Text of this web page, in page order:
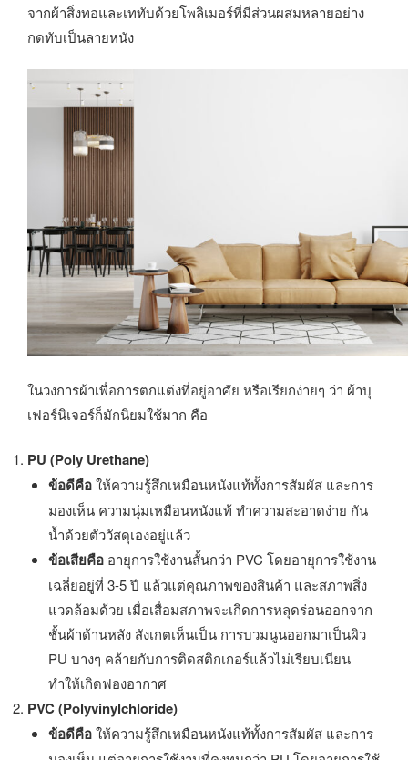
จากผ้าสิ่งทอและเททับด้วยโพลิเมอร์ที่มีส่วนผสมหลายอย่าง
กดทับเป็นลายหนัง
ในวงการผ้าเพื่อการตกแต่งที่อยู่อาศัย หรือเรียกง่ายๆ ว่า ผ้าบุ
เฟอร์นิเจอร์ก็มักนิยมใช้มาก คือ
PU (Poly Urethane)
ข้อดีคือให้ความรู้สึกเหมือนหนังแท้ทั้งการสัมผัส และการ
มองเห็น ความนุ่มเหมือนหนังแท้ ทำความสะอาดง่าย กัน
น้ำด้วยตัววัสดุเองอยู่แล้ว
ข้อเสียคืออายุการใช้งานสั้นกว่า PVC โดยอายุการใช้งาน
เฉลี่ยอยู่ที่ 3-5 ปี แล้วแต่คุณภาพของสินค้า และสภาพสิ่ง
แวดล้อมด้วย เมื่อเสื่อมสภาพจะเกิดการหลุดร่อนออกจาก
ชั้นผ้าด้านหลัง สังเกตเห็นเป็น การบวมนูนออกมาเป็นผิว
PU บางๆ คล้ายกับการติดสติกเกอร์แล้วไม่เรียบเนียน
ทำให้เกิดฟองอากาศ
PVC (Polyvinylchloride)
ข้อดีคือให้ความรู้สึกเหมือนหนังแท้ทั้งการสัมผัส และการ